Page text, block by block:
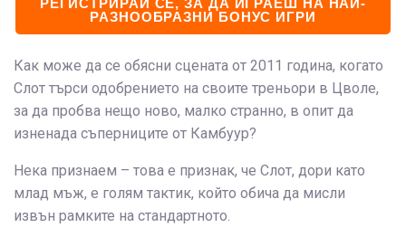
РЕГИСТРИРАЙ СЕ, ЗА ДА ИГРАЕШ НА НАЙ-
РАЗНООБРАЗНИ БОНУС ИГРИ
Как може да се обясни сцената от 2011 година, когато
Слот търси одобрението на своите треньори в Цволе,
за да пробва нещо ново, малко странно, в опит да
изненада съперниците от Камбуур?
Нека признаем – това е признак, че Слот, дори като
млад мъж, е голям тактик, който обича да мисли
извън рамките на стандартното.